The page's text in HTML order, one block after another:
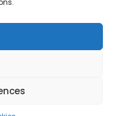
Qualiopi